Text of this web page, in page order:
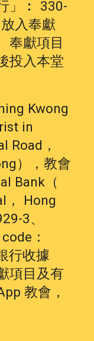
」︰ 330-
入奉獻
奉獻項目
投入本堂
Kwong
in
Road，
），教會
Bank（
， Hong
3、
：
行收據
項目及有
教會，